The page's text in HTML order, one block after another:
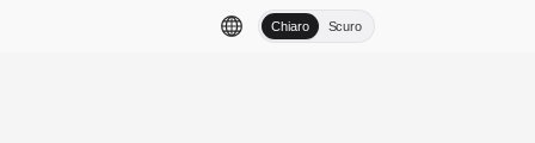
Chiaro Scuro